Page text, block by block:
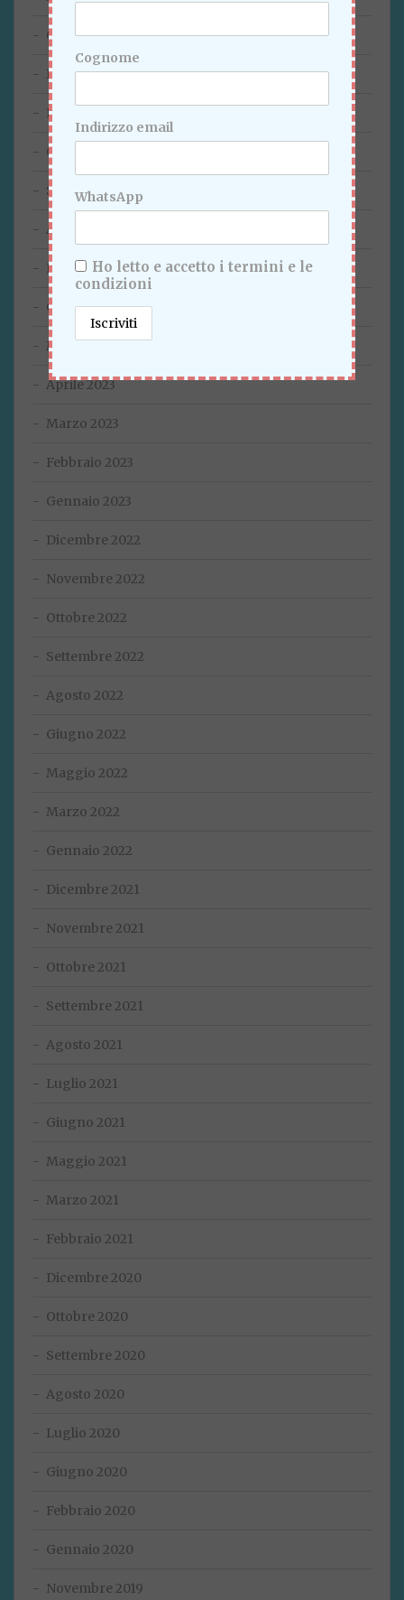
Gennaio 2024
Dicembre 2023
Novembre 2023
Ottobre 2023
Settembre 2023
Agosto 2023
Luglio 2023
Giugno 2023
Maggio 2023
Aprile 2023
Marzo 2023
Febbraio 2023
Gennaio 2023
Dicembre 2022
Novembre 2022
Ottobre 2022
Settembre 2022
Agosto 2022
Giugno 2022
Maggio 2022
Marzo 2022
Gennaio 2022
Dicembre 2021
Novembre 2021
Ottobre 2021
Settembre 2021
Agosto 2021
Luglio 2021
Giugno 2021
Maggio 2021
Marzo 2021
Febbraio 2021
Dicembre 2020
Ottobre 2020
Settembre 2020
Agosto 2020
Luglio 2020
Giugno 2020
Febbraio 2020
Gennaio 2020
Novembre 2019
Cognome
Indirizzo email
WhatsApp
Ho letto e accetto i termini e le
condizioni